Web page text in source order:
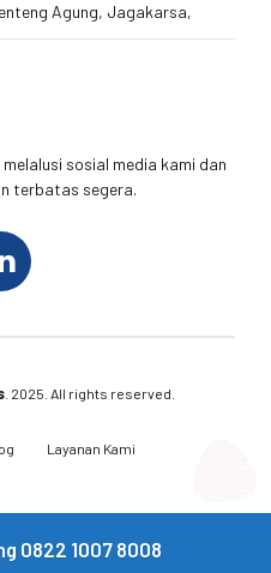
Agung, Jagakarsa,
sosial media kami dan
terbatas segera.
. 2025. All rights reserved.
Layanan Kami
Instagram Email
0822 1007 8008